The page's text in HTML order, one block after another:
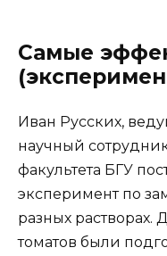
Самые
Иван Русских,
научный
факультета БГУ
эксперимент по
разных растворах.
томатов были